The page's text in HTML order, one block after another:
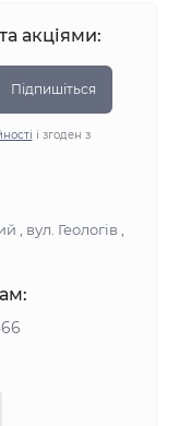
акціями:
Підпишіться
і згоден з
вул. Геологів ,